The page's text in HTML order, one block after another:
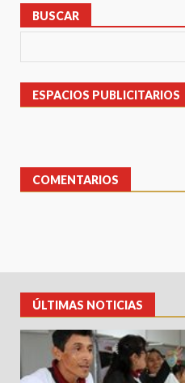
BUSCAR
ESPACIOS PUBLICITARIOS
COMENTARIOS
ÚLTIMAS NOTICIAS